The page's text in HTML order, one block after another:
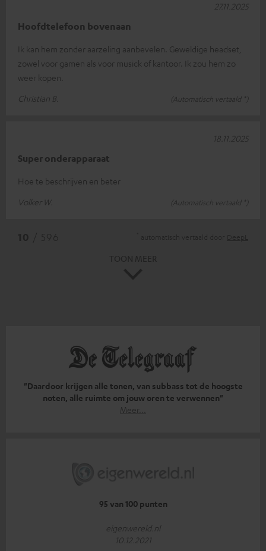
Hoofdtelefoon bovenaan
Ik kan hem zonder aarzeling aanbevelen. Geweldige headset,
zowel voor gamen als voor musick of kantoor. Ik zou hem zo
weer kopen.
Christian B.
(Automatisch vertaald *)
27.11.2025
Super onderapparaat
Hoe te beschrijven en beter
Volker W.
(Automatisch vertaald *)
18.11.2025
"Daardoor krijgen alle tonen, van subbass tot de hoogste
noten, alle ruimte om jouw oren te verwennen"
Meer...
95 van 100 punten
eigenwereld.nl
10.12.2021